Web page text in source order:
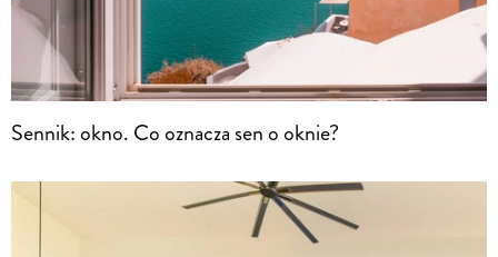
Sennik: okno. Co oznacza sen o oknie?